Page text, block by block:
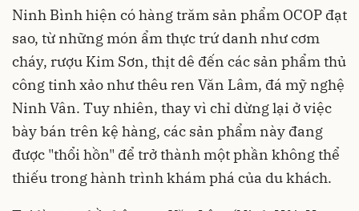
Ninh Bình hiện có hàng trăm sản phẩm OCOP đạt
sao, từ những món ẩm thực trứ danh như cơm
cháy, rượu Kim Sơn, thịt dê đến các sản phẩm thủ
công tinh xảo như thêu ren Văn Lâm, đá mỹ nghệ
Ninh Vân. Tuy nhiên, thay vì chỉ dừng lại ở việc
bày bán trên kệ hàng, các sản phẩm này đang
được "thổi hồn" để trở thành một phần không thể
thiếu trong hành trình khám phá của du khách.